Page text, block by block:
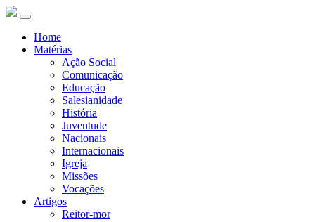
Home
Matérias
Ação Social
Comunicação
Educação
Salesianidade
História
Juventude
Nacionais
Internacionais
Igreja
Missões
Vocações
Artigos
Reitor-mor